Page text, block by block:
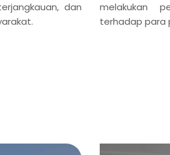
dan
melakukan
terhadap para